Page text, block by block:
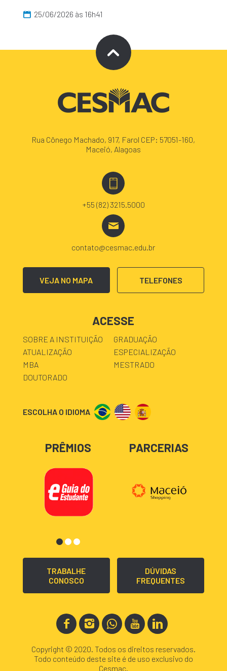
25/06/2026 às 16h41
Rua Cônego Machado, 917, Farol CEP: 57051-160,
Maceió, Alagoas
+55 (82) 3215.5000
contato@cesmac.edu.br
VEJA NO MAPA TELEFONES
ACESSE
SOBRE A INSTITUIÇÃO
GRADUAÇÃO
ATUALIZAÇÃO
ESPECIALIZAÇÃO
MBA
MESTRADO
DOUTORADO
ESCOLHA O IDIOMA
PRÊMIOS PARCERIAS
TRABALHE
CONOSCO
DÚVIDAS
FREQUENTES
Copyright © 2020. Todos os direitos reservados.
Todo conteúdo deste site é de uso exclusivo do
Cesmac.